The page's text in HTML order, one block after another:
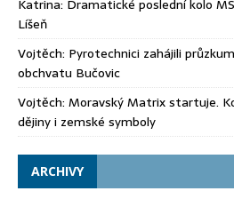
Katrina: Dramatické poslední kolo
Líšeň
Vojtěch: Pyrotechnici zahájili
obchvatu Bučovic
Vojtěch: Moravský Matrix startuje.
dějiny i zemské symboly
ARCHIVY